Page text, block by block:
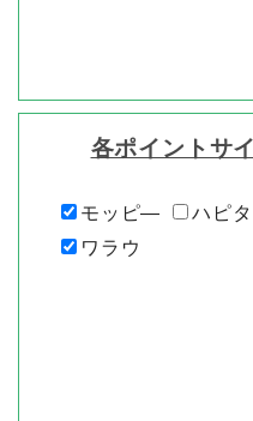
各ポイントサ
モッピ― ハピ
ワラウ